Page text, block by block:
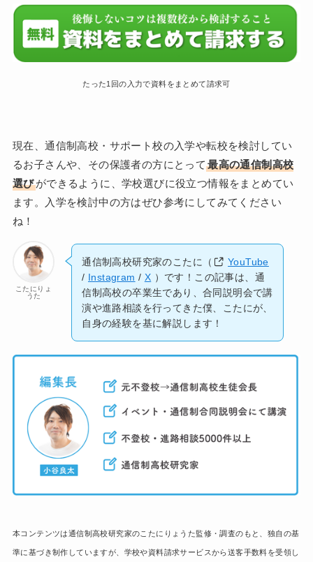
たった1回の入力で資料をまとめて請求可
現在、通信制高校・サポート校の入学や転校を検討してい
るお子さんや、その保護者の方にとって最高の通信制高校
選びができるように、学校選びに役立つ情報をまとめてい
ます。入学を検討中の方はぜひ参考にしてみてください
ね！
こたにりょ
うた
通信制高校研究家のこたに（
YouTube
/ Instagram / X ）です！この記事は、通
信制高校の卒業生であり、合同説明会で講
演や進路相談を行ってきた僕、こたにが、
自身の経験を基に解説します！
本コンテンツは通信制高校研究家のこたにりょうた監修・調査のもと、独自の基
準に基づき制作していますが、学校や資料請求サービスから送客手数料を受領し